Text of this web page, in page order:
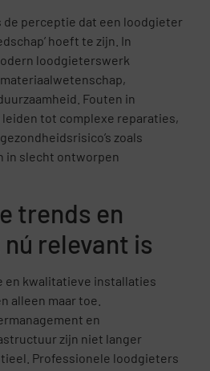
de perceptie dat een loodgieter
hoeft te zijn. In
loodgieterswerk
Fouten in
tot complexe reparaties,
zoals
in slecht ontworpen
trends en
relevant is
en kwalitatieve installaties
alleen maar toe.
en
zijn niet langer
Professionele loodgieters